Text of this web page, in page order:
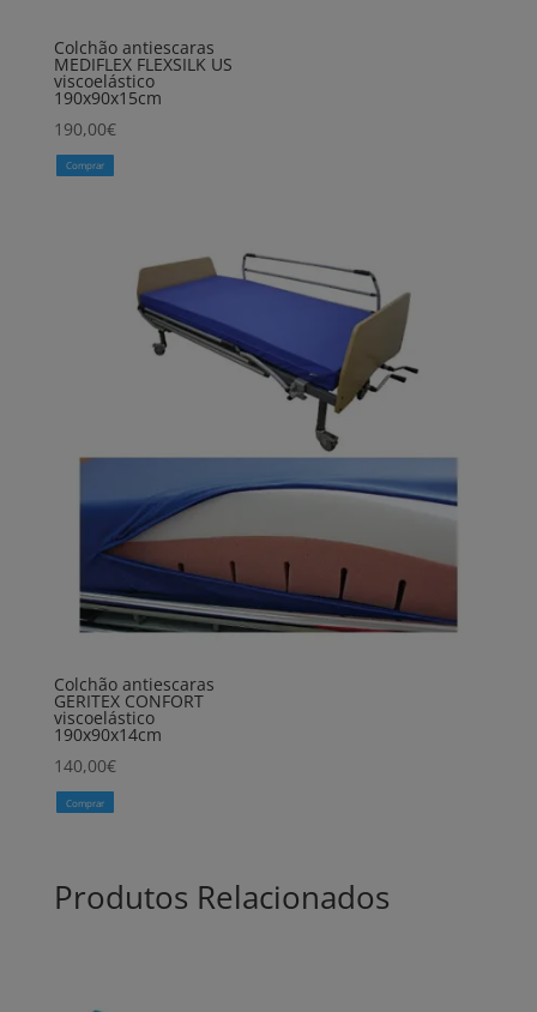
Colchão antiescaras
MEDIFLEX FLEXSILK US
viscoelástico
190x90x15cm
190,00€
Comprar
Colchão antiescaras
GERITEX CONFORT
viscoelástico
190x90x14cm
140,00€
Comprar
Produtos Relacionados